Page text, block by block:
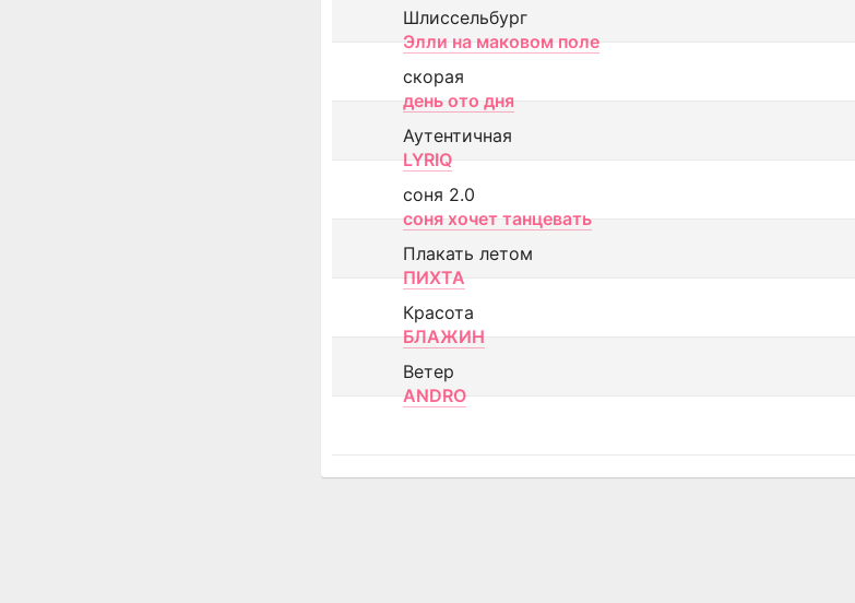
Шлиссельбург
Элли на маковом поле
скорая
день ото дня
Аутентичная
LYRIQ
соня 2.0
соня хочет танцевать
Плакать летом
ПИХТА
Красота
БЛАЖИН
Ветер
ANDRO